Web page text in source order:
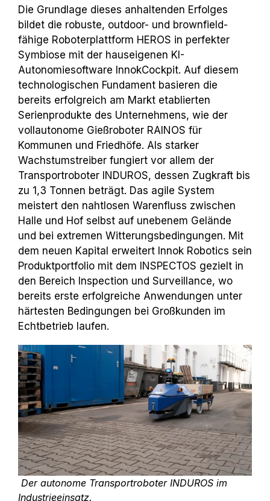
Die Grundlage dieses anhaltenden Erfolges
bildet die robuste, outdoor- und brownfield-
fähige Roboterplattform HEROS in perfekter
Symbiose mit der hauseigenen KI-
Autonomiesoftware InnokCockpit. Auf diesem
technologischen Fundament basieren die
bereits erfolgreich am Markt etablierten
Serienprodukte des Unternehmens, wie der
vollautonome Gießroboter RAINOS für
Kommunen und Friedhöfe. Als starker
Wachstumstreiber fungiert vor allem der
Transportroboter INDUROS, dessen Zugkraft bis
zu 1,3 Tonnen beträgt. Das agile System
meistert den nahtlosen Warenfluss zwischen
Halle und Hof selbst auf unebenem Gelände
und bei extremen Witterungsbedingungen. Mit
dem neuen Kapital erweitert Innok Robotics sein
Produktportfolio mit dem INSPECTOS gezielt in
den Bereich Inspection und Surveillance, wo
bereits erste erfolgreiche Anwendungen unter
härtesten Bedingungen bei Großkunden im
Echtbetrieb laufen.
Der autonome Transportroboter INDUROS im
Industrieeinsatz.